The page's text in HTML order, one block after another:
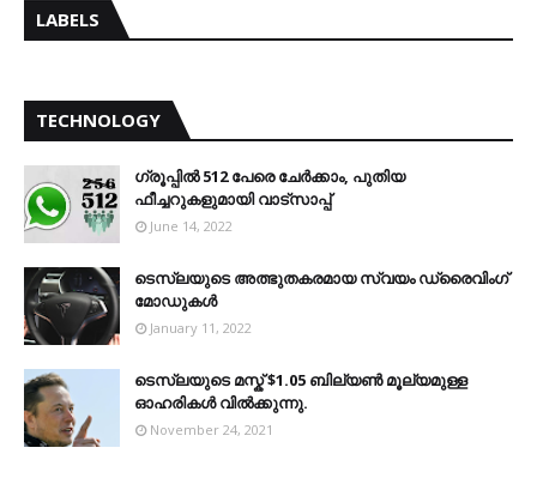
LABELS
TECHNOLOGY
ഗ്രൂപ്പിൽ 512 പേരെ ചേർക്കാം, പുതിയ
ഫീച്ചറുകളുമായി വാട്സാപ്പ്
June 14, 2022
ടെസ്‌ലയുടെ അത്ഭുതകരമായ സ്വയം ഡ്രൈവിംഗ്
മോഡുകൾ
January 11, 2022
ടെസ്‌ലയുടെ മസ്ക് $1.05 ബില്യൺ മൂല്യമുള്ള
ഓഹരികൾ വിൽക്കുന്നു.
November 24, 2021